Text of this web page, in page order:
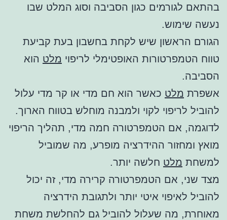
בהתאם לגורמים כגון הסביבה וסוג המלט שבו
נעשה שימוש.
הגורם הראשון שיש לקחת בחשבון בעת קביעת
טווח הטמפרטורות האופטימלי לריפוי מלט הוא
הסביבה.
אשפרת מלט כאשר הוא חם מדי או קר מדי עלול
להוביל לריפוי לקוי ולמבנה מוחלש בטווח הארוך.
לדוגמה, אם הטמפרטורה חמה מדי, תהליך הריפוי
מואץ ומחזור ההידרציה מופרע, מה שמוביל
למשחת מלט חלשה יותר.
מצד שני, אם הטמפרטורה קרירה מדי, זה יכול
להוביל לאיפוי איטי יותר ולתגובת הידרציה
מאוחרת, מה שעלול להוביל גם להחלשת משחת